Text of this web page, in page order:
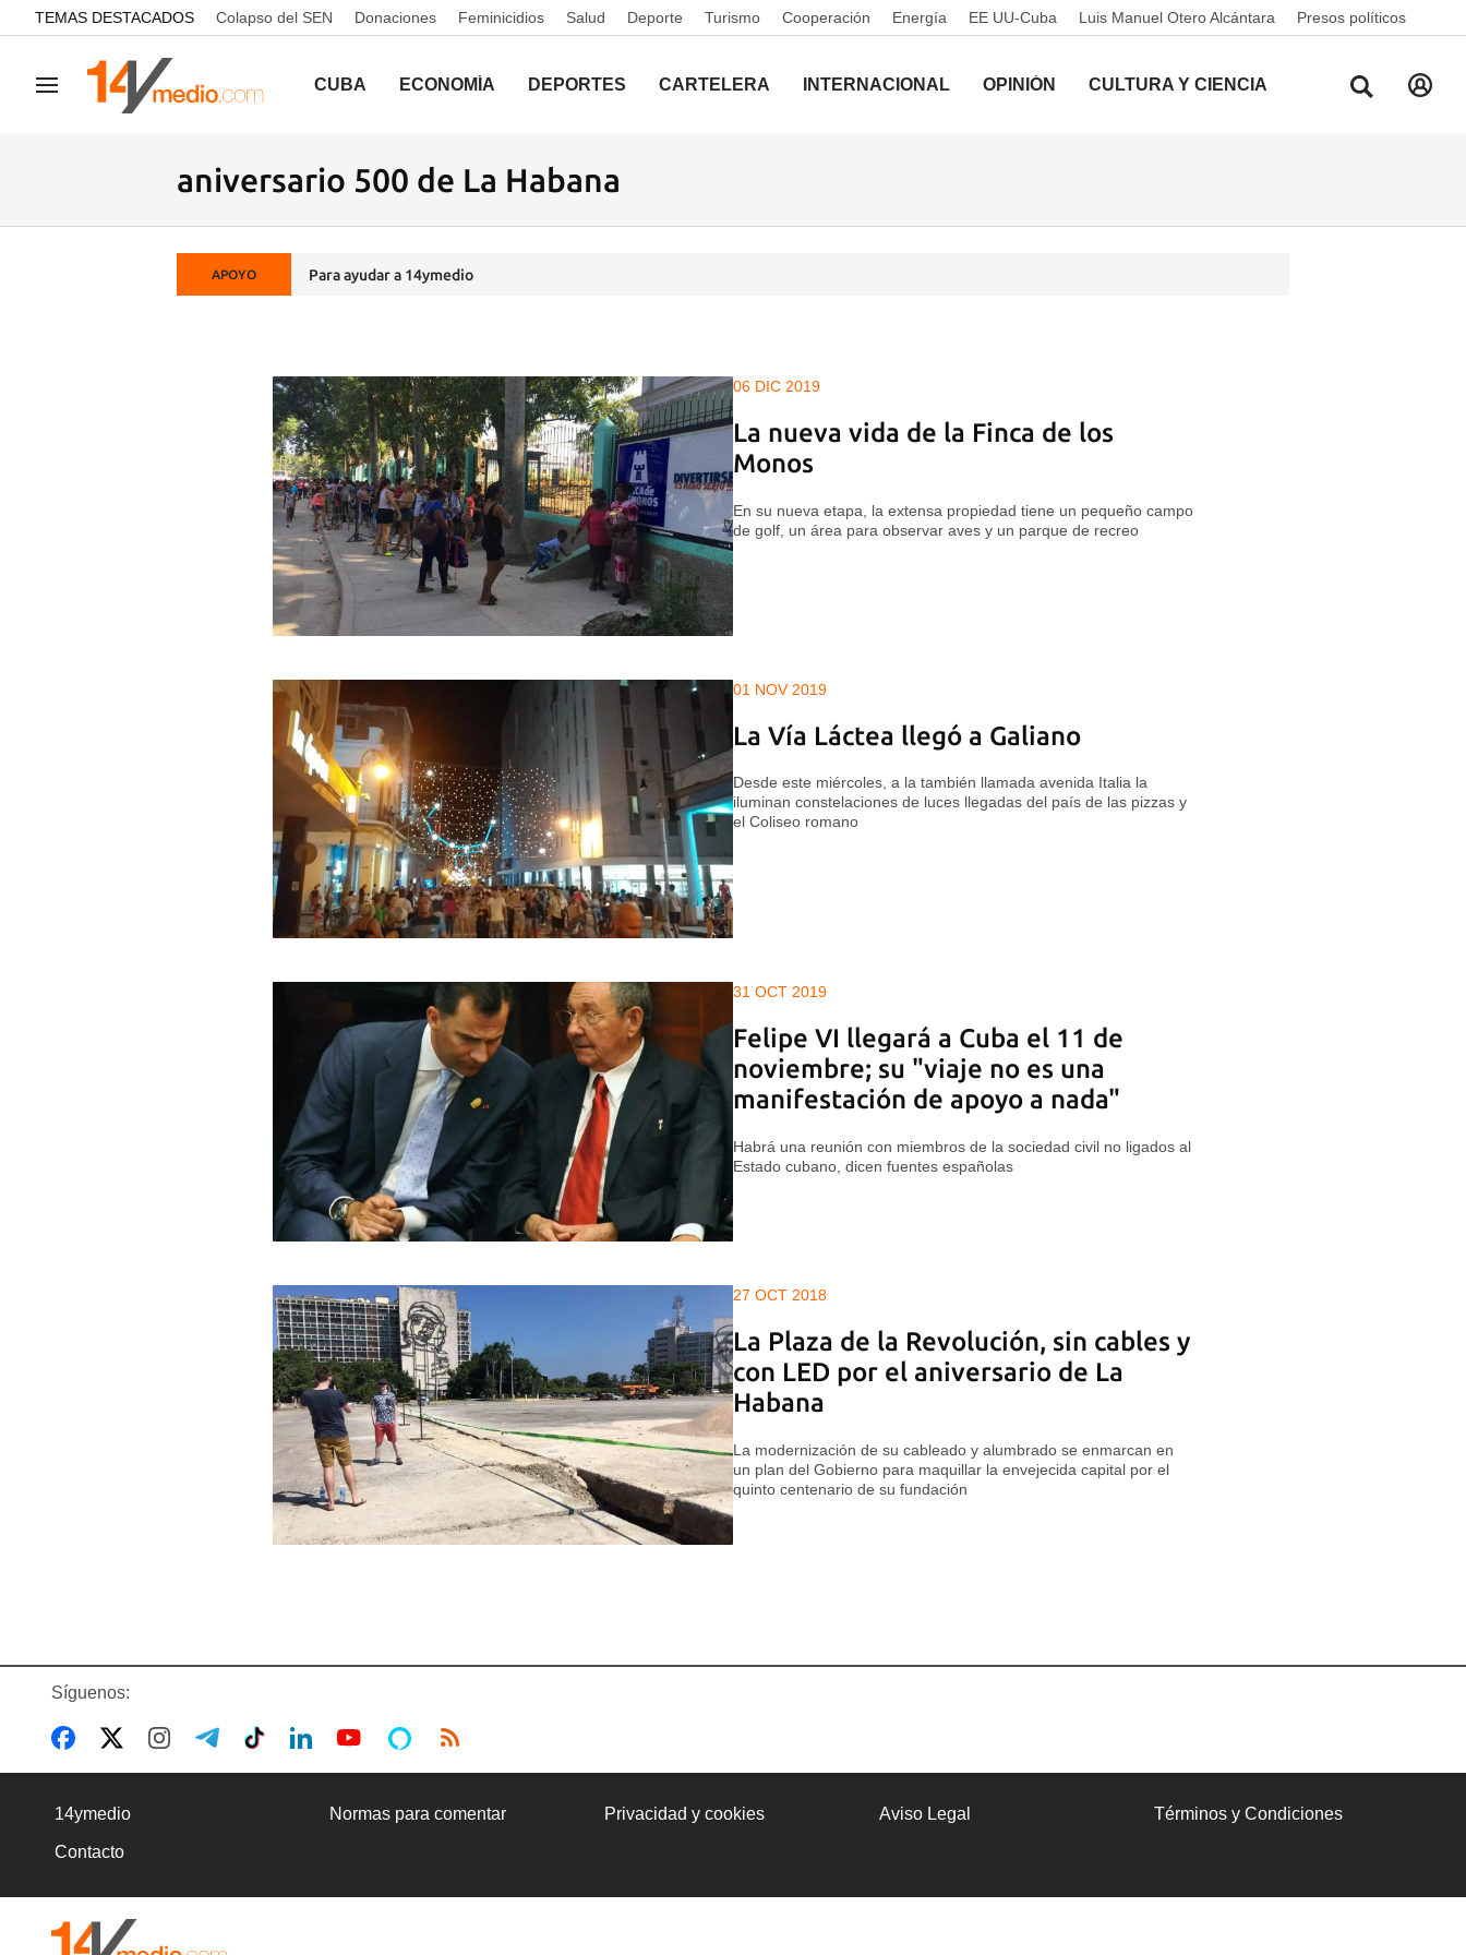
common.go-to-content
TEMAS DESTACADOS Colapso del SEN Donaciones Feminicidios Salud Deporte Turismo Cooperación Energía EE UU-Cuba Luis Manuel Otero Alcántara Presos políticos
Navegación CUBA ECONOMÍA DEPORTES CARTELERA INTERNACIONAL OPINIÓN CULTURA Y CIENCIA
aniversario 500 de La Habana
APOYO Para ayudar a 14ymedio
06 DIC 2019
La nueva vida de la Finca de los
Monos
En su nueva etapa, la extensa propiedad tiene un pequeño campo
de golf, un área para observar aves y un parque de recreo
01 NOV 2019
La Vía Láctea llegó a Galiano
Desde este miércoles, a la también llamada avenida Italia la
iluminan constelaciones de luces llegadas del país de las pizzas y
el Coliseo romano
31 OCT 2019
Felipe VI llegará a Cuba el 11 de
noviembre; su "viaje no es una
manifestación de apoyo a nada"
Habrá una reunión con miembros de la sociedad civil no ligados al
Estado cubano, dicen fuentes españolas
27 OCT 2018
La Plaza de la Revolución, sin cables y
con LED por el aniversario de La
Habana
La modernización de su cableado y alumbrado se enmarcan en
un plan del Gobierno para maquillar la envejecida capital por el
quinto centenario de su fundación
Síguenos:
14ymedio Normas para comentar Privacidad y cookies Aviso Legal Términos y Condiciones
Contacto